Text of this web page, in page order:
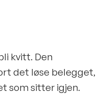
kvitt. Den
det løse belegget,
som sitter igjen.